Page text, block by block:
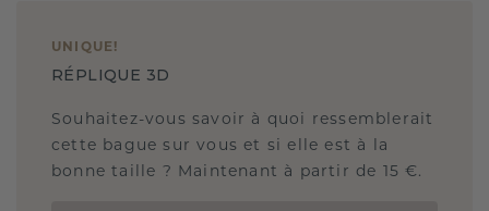
UNIQUE !
RÉPLIQUE 3D
Souhaitez-vous savoir à quoi ressemblerait
cette bague sur vous et si elle est à la
bonne taille ? Maintenant à partir de 15 €.